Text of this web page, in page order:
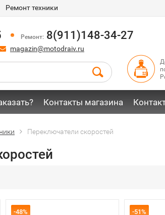
Ремонт техники
Ремонт: 8(911)148-34-27
magazin@motodraiv.ru
Контакты магазина
Переключатели скоростей
-48% -51%